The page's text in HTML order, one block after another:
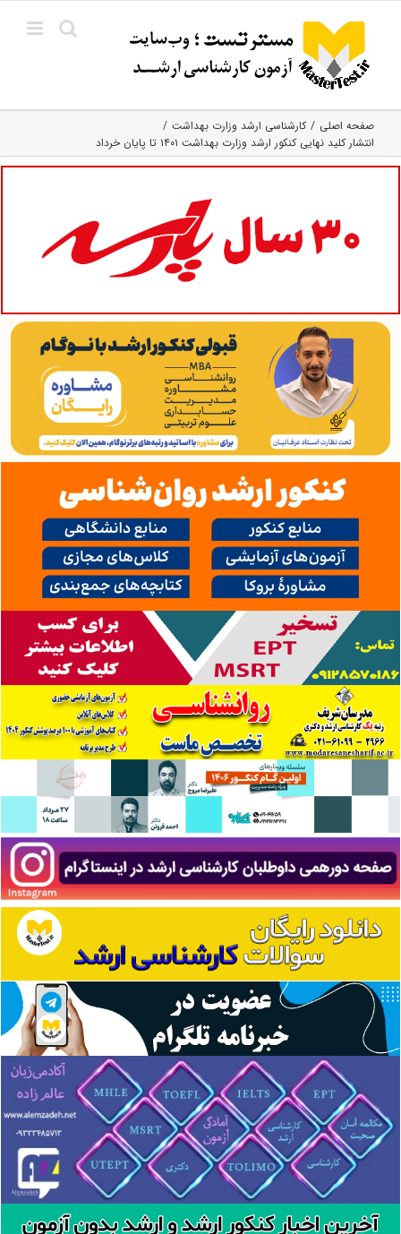
content
صفحه اصلی
کارشناسی ارشد وزارت بهداشت
انتشار کلید نهایی کنکور ارشد وزارت بهداشت ۱۴۰۱ تا پایان خرداد